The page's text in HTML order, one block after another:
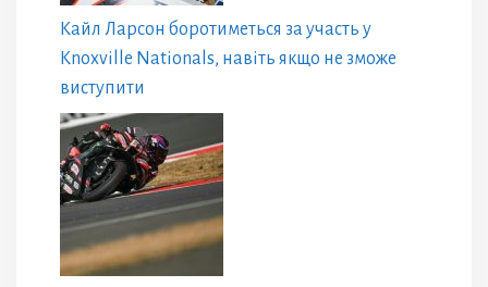
Кайл Ларсон боротиметься за участь у
Knoxville Nationals, навіть якщо не зможе
виступити